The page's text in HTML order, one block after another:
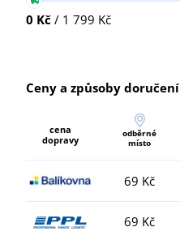
0 Kč / 1 799 Kč
Ceny a způsoby doručení
cena
dopravy
odběrné
místo
69 Kč
69 Kč